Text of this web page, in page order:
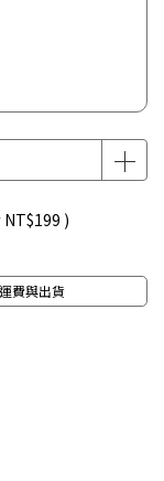
NT$199 )
運費與出貨